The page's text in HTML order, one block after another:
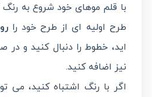
با قلم موهای خود شروع به
طرح اولیه ای از طرح خود را
اید، خطوط را دنبال کنید و در
نیز اضافه کنید.
اگر با رنگ اشتباه کنید، می